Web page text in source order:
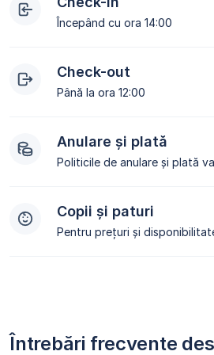
Începând cu ora 14:00
Check-out
Până la ora 12:00
Anulare și plată
Politicile de anulare și plată
Copii și paturi
Pentru prețuri și
Întrebări frecvente